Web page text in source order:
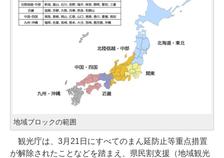
地域ブロックの範囲
観光庁は、3月21日にすべてのまん延防止等重点措置
が解除されたことなどを踏まえ、県民割支援（地域観光